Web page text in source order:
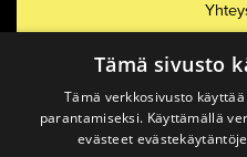
Tämä sivusto
Tämä verkkosivusto
parantamiseksi. Käyttämällä
evästeet